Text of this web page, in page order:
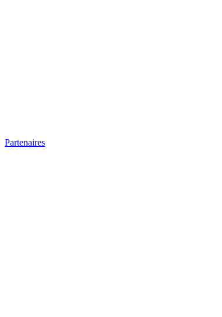
Partenaires